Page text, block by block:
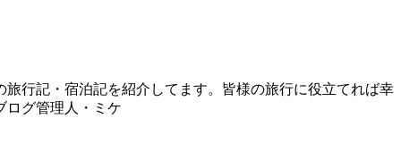
行記・宿泊記を紹介してます。皆様の旅行に役立てれば幸
ログ管理人・ミケ